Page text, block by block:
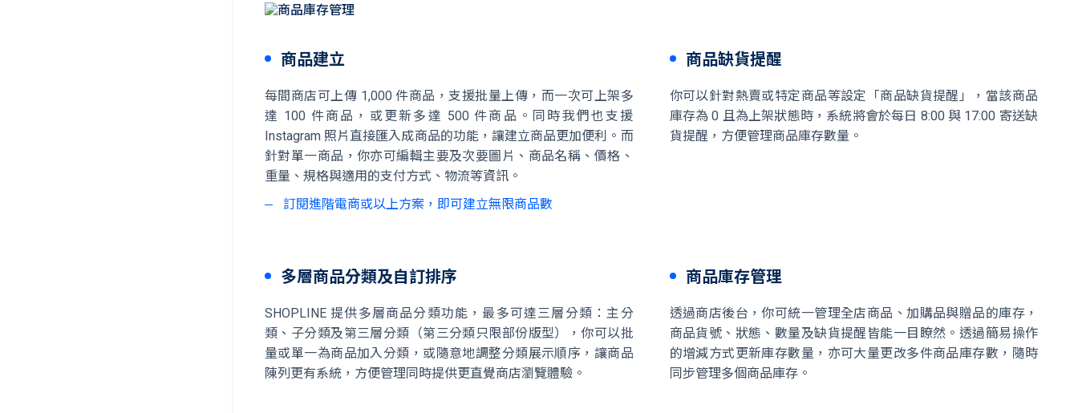
商品建立
每間商店可上傳 1,000 件商品，支援批量上傳，而一次可上架多
達 100 件商品，或更新多達 500 件商品。同時我們也支援
Instagram 照片直接匯入成商品的功能，讓建立商品更加便利。而
針對單一商品，你亦可編輯主要及次要圖片、商品名稱、價格、
重量、規格與適用的支付方式、物流等資訊。
訂閱進階電商或以上方案，即可建立無限商品數
商品缺貨提醒
你可以針對熱賣或特定商品等設定「商品缺貨提醒」，當該商品
庫存為 0 且為上架狀態時，系統將會於每日 8:00 與 17:00 寄送缺
貨提醒，方便管理商品庫存數量。
多層商品分類及自訂排序
SHOPLINE 提供多層商品分類功能，最多可達三層分類：主分
類、子分類及第三層分類（第三分類只限部份版型），你可以批
量或單一為商品加入分類，或隨意地調整分類展示順序，讓商品
陳列更有系統，方便管理同時提供更直覺商店瀏覽體驗。
商品庫存管理
透過商店後台，你可統一管理全店商品、加購品與贈品的庫存，
商品貨號、狀態、數量及缺貨提醒皆能一目瞭然。透過簡易操作
的增減方式更新庫存數量，亦可大量更改多件商品庫存數，隨時
同步管理多個商品庫存。